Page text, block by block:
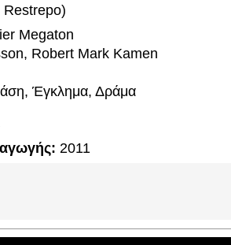
Megaton
Robert Mark Kamen
Έγκλημα, Δράμα
2011